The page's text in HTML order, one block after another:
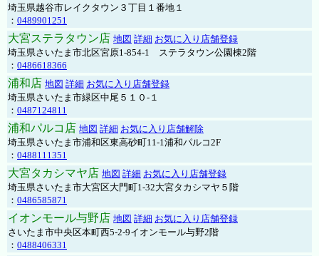
埼玉県越谷市レイクタウン３丁目１番地１
： 0489901251
大宮ステラタウン店 地図 詳細 お気に入り店舗登録
埼玉県さいたま市北区宮原1-854-1 ステラタウン公園棟2階
： 0486618366
浦和店 地図 詳細 お気に入り店舗登録
埼玉県さいたま市緑区中尾５１０-１
： 0487124811
浦和パルコ店 地図 詳細 お気に入り店舗解除
埼玉県さいたま市浦和区東高砂町11-1浦和パルコ2F
： 0488111351
大宮タカシマヤ店 地図 詳細 お気に入り店舗登録
埼玉県さいたま市大宮区大門町1-32大宮タカシマヤ５階
： 0486585871
イオンモール与野店 地図 詳細 お気に入り店舗登録
さいたま市中央区本町西5-2-9イオンモール与野2階
： 0488406331